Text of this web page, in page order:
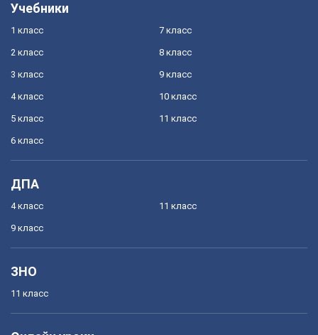
Учебники
1 класс
2 класс
3 класс
4 класс
5 класс
6 класс
7 класс
8 класс
9 класс
10 класс
11 класс
ДПА
4 класс
9 класс
11 класс
ЗНО
11 класс